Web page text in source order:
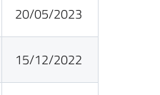
20/05/2023
15/12/2022